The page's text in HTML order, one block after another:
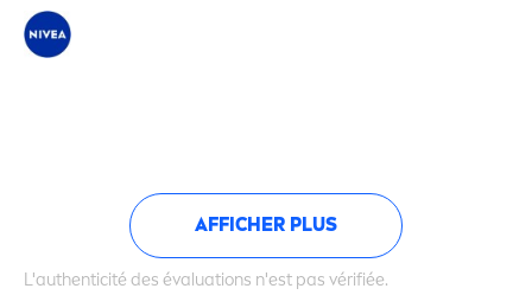
AFFICHER PLUS
L'authenticité des évaluations n'est pas vérifiée.